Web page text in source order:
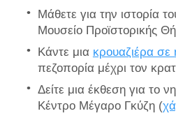
Μάθετε για την ιστορία
Μουσείο Προϊστορικής
Κάντε μια κρουαζιέρα σε
πεζοπορία μέχρι τον
Δείτε μια έκθεση για το
Κέντρο Μέγαρο Γκύζη (